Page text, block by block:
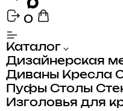
0
Каталог
Дизайнерская
Диваны Кресла
Пуфы Столы
Изголовья для